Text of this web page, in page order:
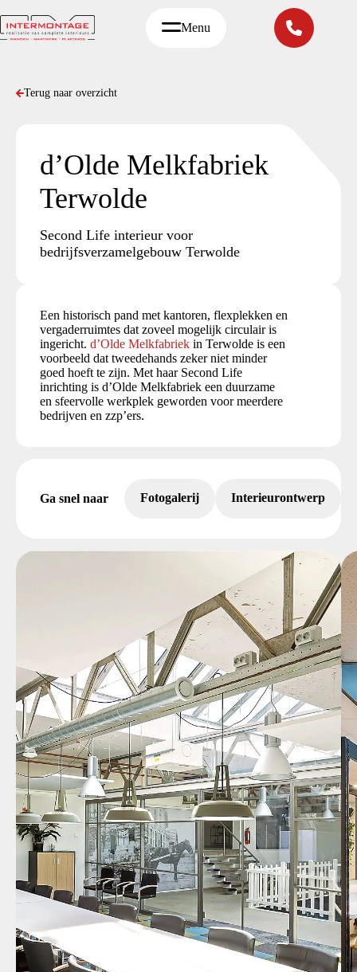
naar
de
Menu
Terug naar overzicht
d’Olde Melkfabriek
Terwolde
Second Life interieur voor
bedrijfsverzamelgebouw Terwolde
Een historisch pand met kantoren, flexplekken en
vergaderruimtes dat zoveel mogelijk circulair is
ingericht. d’Olde Melkfabriek in Terwolde is een
voorbeeld dat tweedehands zeker niet minder
goed hoeft te zijn. Met haar Second Life
inrichting is d’Olde Melkfabriek een duurzame
en sfeervolle werkplek geworden voor meerdere
bedrijven en zzp’ers.
Ga snel naar Fotogalerij Interieurontwerp